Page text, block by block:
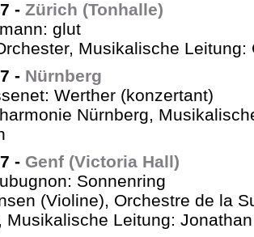
- Zürich (Tonhalle)
glut
Musikalische Leitung:
- Nürnberg
Werther (konzertant)
Nürnberg,
- Genf (Victoria Hall)
Sonnenring
(Violine), Orchestre de la
Musikalische Leitung: